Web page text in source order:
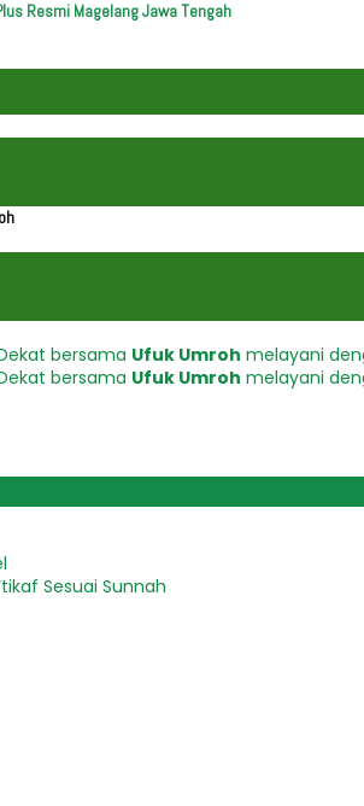
bersama Ufuk Umroh melayani
bersama Ufuk Umroh melayani
Sesuai Sunnah